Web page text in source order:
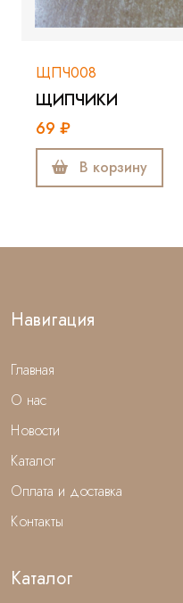
ЩПЧ008
ЩИПЧИКИ
69 ₽
В корзину
Навигация
Главная
О нас
Новости
Каталог
Оплата и доставка
Контакты
Каталог